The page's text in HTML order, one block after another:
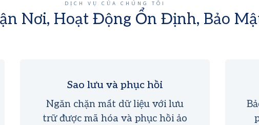
DỊCH VỤ CỦA CHÚNG TÔI
Nơi, Hoạt Động Ổn Định, Bảo
Sao lưu và phục hồi
Ngăn chặn mất dữ liệu với lưu
trữ được mã hóa và phục hồi ảo